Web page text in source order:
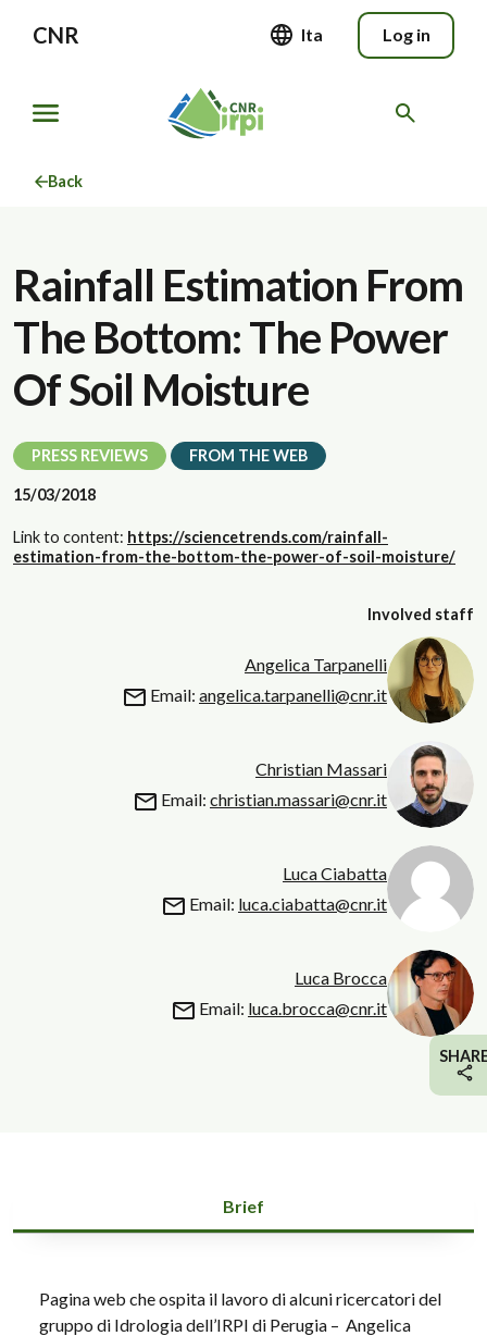
CNR Ita Log in
Back
Rainfall Estimation From
The Bottom: The Power
Of Soil Moisture
PRESS REVIEWS FROM THE WEB
15/03/2018
Link to content: https://sciencetrends.com/rainfall-
estimation-from-the-bottom-the-power-of-soil-moisture/
Involved staff
Angelica Tarpanelli
Email: angelica.tarpanelli@cnr.it
Christian Massari
Email: christian.massari@cnr.it
Luca Ciabatta
Email: luca.ciabatta@cnr.it
Luca Brocca
Email: luca.brocca@cnr.it
Brief
Pagina web che ospita il lavoro di alcuni ricercatori del
gruppo di Idrologia dell’IRPI di Perugia – Angelica